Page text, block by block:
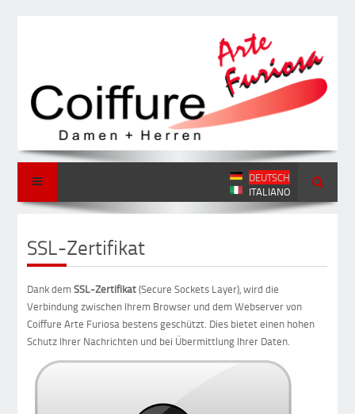
DEUTSCH
ITALIANO
SSL-Zertifikat
Dank demSSL-Zertifikat(Secure Sockets Layer), wird die
Verbindung zwischen Ihrem Browser und dem Webserver von
Coiffure Arte Furiosa bestens geschützt. Dies bietet einen hohen
Schutz Ihrer Nachrichten und bei Übermittlung Ihrer Daten.